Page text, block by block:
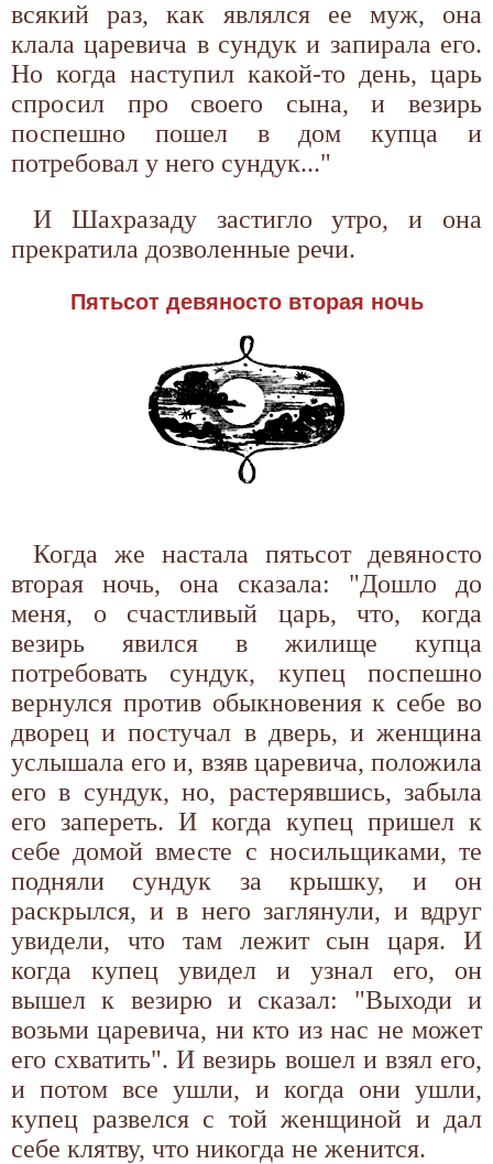
всякий раз, как являлся ее муж, она
клала царевича в сундук и запирала его.
Но когда наступил какой-то день, царь
спросил про своего сына, и везирь
поспешно пошел в дом купца и
потребовал у него сундук..."
И Шахразаду застигло утро, и она
прекратила дозволенные речи.
Пятьсот девяносто вторая ночь
Когда же настала пятьсот девяносто
вторая ночь, она сказала: "Дошло до
меня, о счастливый царь, что, когда
везирь явился в жилище купца
потребовать сундук, купец поспешно
вернулся против обыкновения к себе во
дворец и постучал в дверь, и женщина
услышала его и, взяв царевича, положила
его в сундук, но, растерявшись, забыла
его запереть. И когда купец пришел к
себе домой вместе с носильщиками, те
подняли сундук за крышку, и он
раскрылся, и в него заглянули, и вдруг
увидели, что там лежит сын царя. И
когда купец увидел и узнал его, он
вышел к везирю и сказал: "Выходи и
возьми царевича, ни кто из нас не может
его схватить". И везирь вошел и взял его,
и потом все ушли, и когда они ушли,
купец развелся с той женщиной и дал
себе клятву, что никогда не женится.